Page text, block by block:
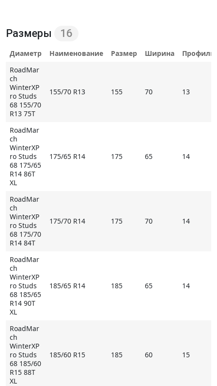
выразилось в улучшенных показателях сцепления,
особенно при низких температурах. Данный фактор
был подтвержден многократными испытаниями.
износостойкостью, которая была улучшена на 5% по
сравнению с аналогами. Глубокий протектор с
волнообразными ламелями, имеющими поперечное
расположение, способствует хорошей тяге на
Среди особенностей покрышки стоит отметить
обильную ошиповку. Здесь были использованы, так
называемые, европейские шипы, отличающиеся
своими небольшими размерами. С одной стороны
это позволяет улучшить показатели сцепления со
скользкой дорогой, а с другой – минимизировать
уровень шума.
Основные особенности RoadMarch WinterXPro Studs 68
- широкий типоразмерный ряд позволяет
устанавливать шину практически на все
современные модели легковых автомобилей от
различных производителей;
- направленность рисунка и большая ламельная
зимней дороге с поддержанием чуткости
управления;
- глубокие каналы, имеющие соединение друг с
другом и открывающиеся наружу в зоне плеч,
позволяют быстро очищать контактную область;
Размеры 16
Диаметр Наименование Размер Ширина
Профиль
RoadMar
ch
WinterXP
ro Studs
68 155/70
R13 75T
155/70 R13 155 70 13
RoadMar
ch
WinterXP
ro Studs
68 175/65
R14 86T
XL
175/65 R14 175 65 14
RoadMar
ch
WinterXP
ro Studs
68 175/70
R14 84T
175/70 R14 175 70 14
RoadMar
ch
WinterXP
ro Studs
68 185/65
R14 90T
XL
185/65 R14 185 65 14
RoadMar
ch
WinterXP
ro Studs
68 185/60
R15 88T
XL
185/60 R15 185 60 15